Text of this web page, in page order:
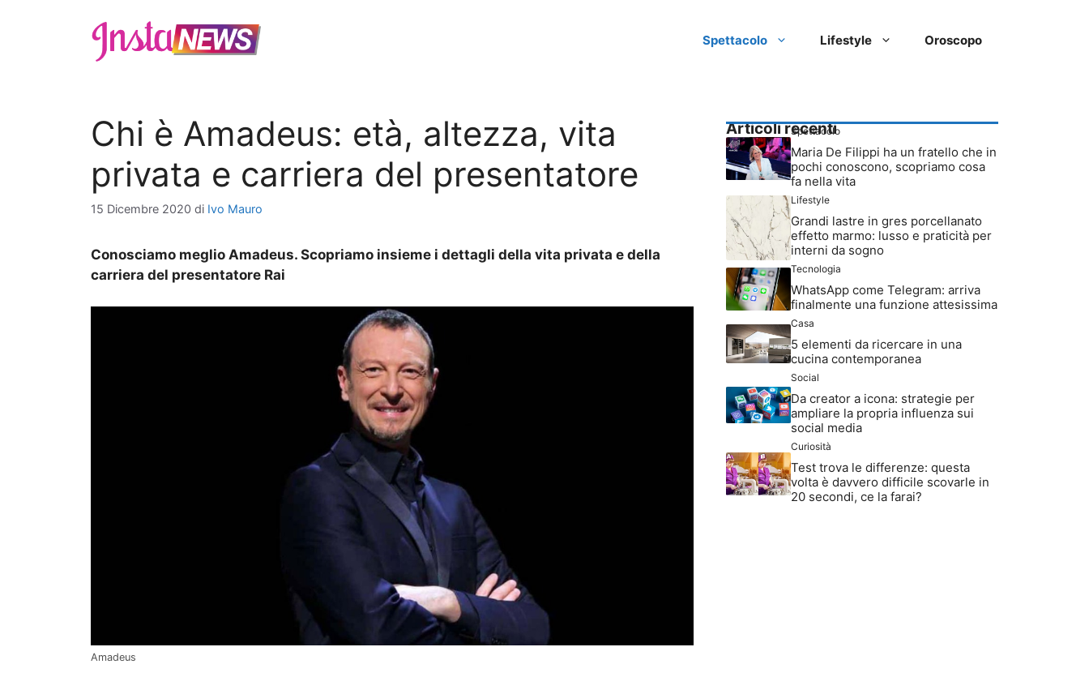
Spettacolo Lifestyle Oroscopo
Chi è Amadeus: età, altezza, vita
privata e carriera del presentatore
15 Dicembre 2020 di Ivo Mauro
Conosciamo meglio Amadeus. Scopriamo insieme i dettagli della vita privata e della
carriera del presentatore Rai
Amadeus
Articoli recenti
Spettacolo
Maria De Filippi ha un fratello che in
pochi conoscono, scopriamo cosa
fa nella vita
Lifestyle
Grandi lastre in gres porcellanato
effetto marmo: lusso e praticità per
interni da sogno
Tecnologia
WhatsApp come Telegram: arriva
finalmente una funzione attesissima
Casa
5 elementi da ricercare in una
cucina contemporanea
Social
Da creator a icona: strategie per
ampliare la propria influenza sui
social media
Curiosità
Test trova le differenze: questa
volta è davvero difficile scovarle in
20 secondi, ce la farai?